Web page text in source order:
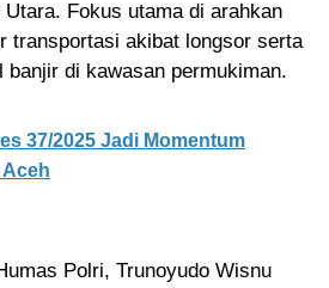
Utara. Fokus utama di arahkan
transportasi akibat longsor serta
banjir di kawasan permukiman.
37/2025 Jadi Momentum
Aceh
Polri, Trunoyudo Wisnu